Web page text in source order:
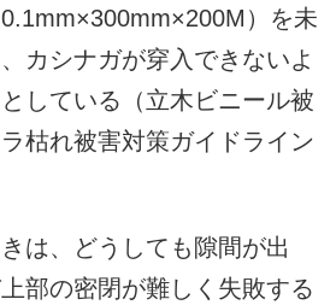
）を未
カシナガが穿入できないよ
している（立木ビニール被
枯れ被害対策ガイドライン
は、どうしても隙間が出
部の密閉が難しく失敗する